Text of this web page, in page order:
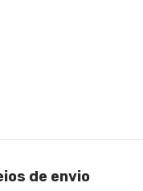
de envio